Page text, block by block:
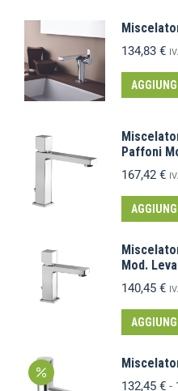
134,83 €
Paffoni
167,42 €
Mod.
140,45 €
132,45 € -